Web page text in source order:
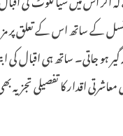
کے ساتھ اس کے تعلق پر
ہو جاتی۔ ساتھ ہی اقبال کی
اقدار کا تفصیلی تجزیہ